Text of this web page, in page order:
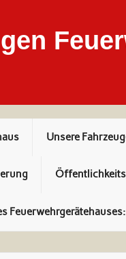
Unsere
Feuerwehrgerätehauses: